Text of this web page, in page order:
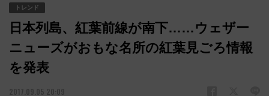
トレンド
日本列島、紅葉前線が南下……ウェザー
ニューズがおもな名所の紅葉見ごろ情報
を発表
2017.09.05 20:09